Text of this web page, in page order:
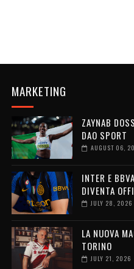
MARKETING
ZAYNAB
DAO SPORT
AUGUST 06,
INTER E
DIVENTA
JULY 28, 2026
LA NUOVA
TORINO
JULY 21, 2026